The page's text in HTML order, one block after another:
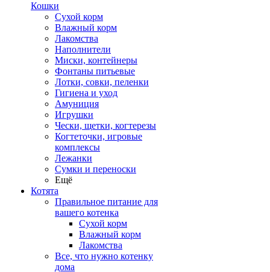
Кошки
Сухой корм
Влажный корм
Лакомства
Наполнители
Миски, контейнеры
Фонтаны питьевые
Лотки, совки, пеленки
Гигиена и уход
Амуниция
Игрушки
Чески, щетки, когтерезы
Когтеточки, игровые
комплексы
Лежанки
Сумки и переноски
Ещё
Котята
Правильное питание для
вашего котенка
Сухой корм
Влажный корм
Лакомства
Все, что нужно котенку
дома